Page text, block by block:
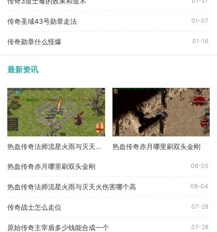
传奇圣域43号勋章走法 01-07
传奇勋章什么怪爆 01-16
最新资讯
热血传奇法师流星火雨与灭天火伤害哪个高 热血传奇赤月哪里刷双头金刚
热血传奇赤月哪里刷双头金刚 08-05
热血传奇法师流星火雨与灭天火伤害哪个高 08-04
传奇战士怎么走位 07-28
原始传奇主宰盾多少钱能合成一个 07-28